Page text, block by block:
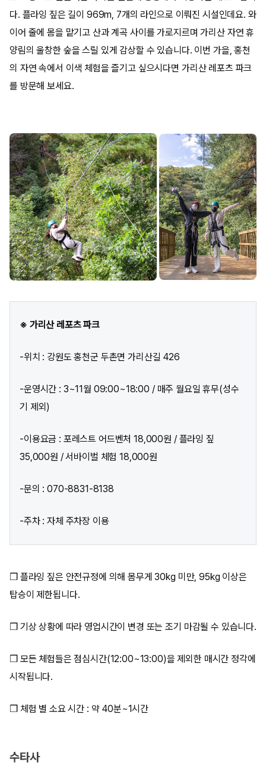
다. 플라잉 짚은 길이 969m, 7개의 라인으로 이뤄진 시설인데요. 와
이어 줄에 몸을 맡기고 산과 계곡 사이를 가로지르며 가리산 자연 휴
양림의 울창한 숲을 스릴 있게 감상할 수 있습니다. 이번 가을, 홍천
의 자연 속에서 이색 체험을 즐기고 싶으시다면 가리산 레포츠 파크
를 방문해 보세요.
※ 가리산 레포츠 파크
-위치 : 강원도 홍천군 두촌면 가리산길 426
-운영시간 : 3~11월 09:00~18:00 / 매주 월요일 휴무(성수
기 제외)
-이용요금 : 포레스트 어드벤처 18,000원 / 플라잉 짚
35,000원 / 서바이벌 체험 18,000원
-문의 : 070-8831-8138
-주차 : 자체 주차장 이용
❒ 플라잉 짚은 안전규정에 의해 몸무게 30kg 미만, 95kg 이상은
탑승이 제한됩니다.
❒ 기상 상황에 따라 영업시간이 변경 또는 조기 마감될 수 있습니다.
❒ 모든 체험들은 점심시간(12:00~13:00)을 제외한 매시간 정각에
시작됩니다.
❒ 체험 별 소요 시간 : 약 40분~1시간
수타사